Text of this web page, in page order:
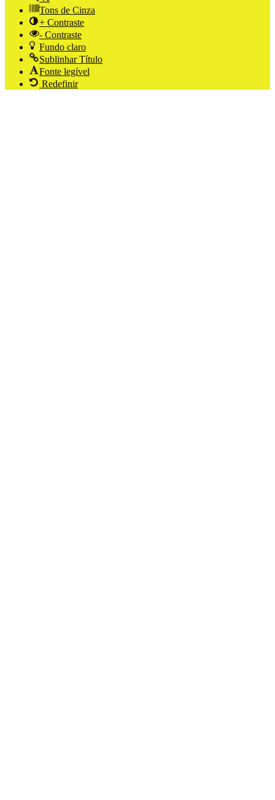
Tons de Cinza
+ Contraste
- Contraste
Fundo claro
Sublinhar Título
Fonte legível
Redefinir